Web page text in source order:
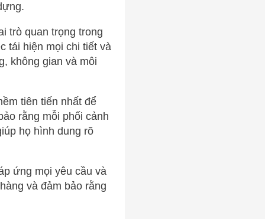
trò quan trọng trong
tái hiện mọi chi tiết và
không gian và môi
tiên tiến nhất để
rằng mỗi phối cảnh
họ hình dung rõ
ứng mọi yêu cầu và
và đảm bảo rằng